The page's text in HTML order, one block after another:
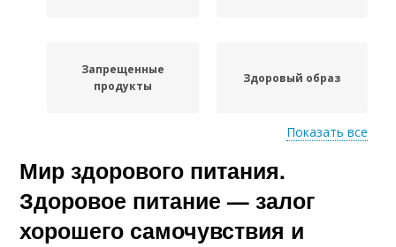
Запрещенные
продукты
Здоровый образ
Необходимые
продукты
Продукты для
организма
Показать все
Мир здорового питания.
Здоровое питание — залог
хорошего самочувствия и